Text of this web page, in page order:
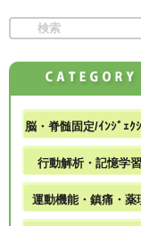
脳・脊髄固定/ｲﾝｼﾞｪｸ
行動解析・記憶学習
運動機能・鎮痛・薬